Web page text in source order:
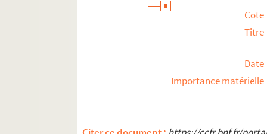
Cote
Titre
Date
Importance matérielle